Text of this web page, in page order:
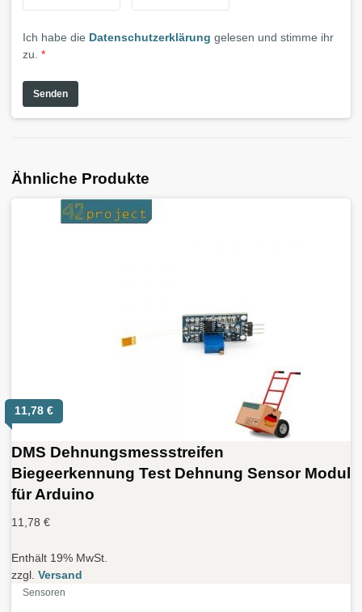
Ich habe die Datenschutzerklärung gelesen und stimme ihr
zu. *
Ähnliche Produkte
11,78 €
DMS Dehnungsmessstreifen
Biegeerkennung Test Dehnung Sensor Modul
für Arduino
11,78 €
Enthält 19% MwSt.
zzgl. Versand
Sensoren